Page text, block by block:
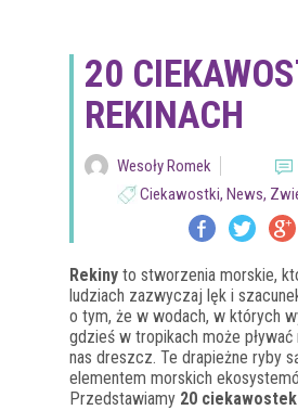
20
REKINACH
Wesoły Romek
Ciekawostki, News,
Rekiny to stworzenia morskie,
ludziach zazwyczaj lęk i
o tym, że w wodach, w których
gdzieś w tropikach może
nas dreszcz. Te drapieżne ryby
elementem morskich
Przedstawiamy 20